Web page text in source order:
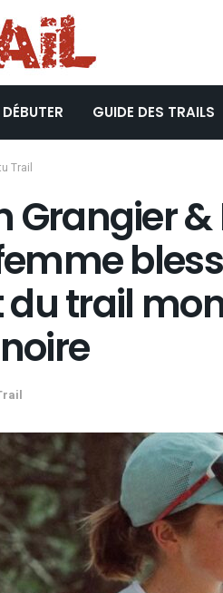
DÉBUTER GUIDE DES TRAILS
Trail
Grangier &
du trail